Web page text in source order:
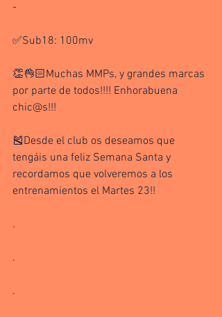
-
✅Sub18: 100mv
👏👌🏻Muchas MMPs, y grandes marcas
por parte de todos!!!! Enhorabuena
chic@s!!!
🎽Desde el club os deseamos que
tengáis una feliz Semana Santa y
recordamos que volveremos a los
entrenamientos el Martes 23!!
.
.
.